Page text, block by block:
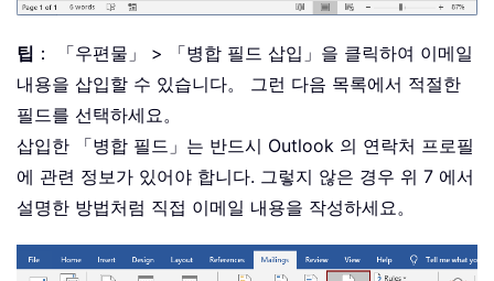
팁 ： 「우편물」 > 「병합 필드 삽입」을 클릭하여 이메일
내용을 삽입할 수 있습니다。 그런 다음 목록에서 적절한
필드를 선택하세요。
삽입한 「병합 필드」는 반드시 Outlook 의 연락처 프로필
에 관련 정보가 있어야 합니다. 그렇지 않은 경우 위 7 에서
설명한 방법처럼 직접 이메일 내용을 작성하세요。